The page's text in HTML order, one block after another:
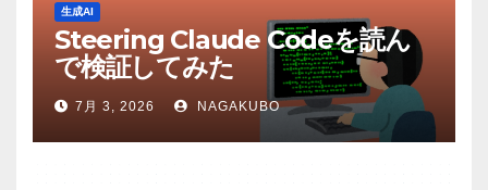
生成AI
Steering Claude Codeを読ん
で検証してみた
7月 3, 2026 NAGAKUBO